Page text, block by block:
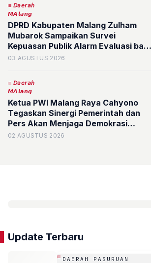
𝘋𝘢𝘦𝘳𝘢𝘩
𝙈𝘼𝙡𝙖𝙣𝙜
DPRD Kabupaten Malang Zulham
Mubarok Sampaikan Survei
Kepuasan Publik Alarm Evaluasi bagi
Pemerintah
03 AGUSTUS 2026
𝘋𝘢𝘦𝘳𝘢𝘩
𝙈𝘼𝙡𝙖𝙣𝙜
Ketua PWI Malang Raya Cahyono
Tegaskan Sinergi Pemerintah dan
Pers Akan Menjaga Demokrasi
Bangsa
02 AGUSTUS 2026
Update Terbaru
DAERAH PASURUAN